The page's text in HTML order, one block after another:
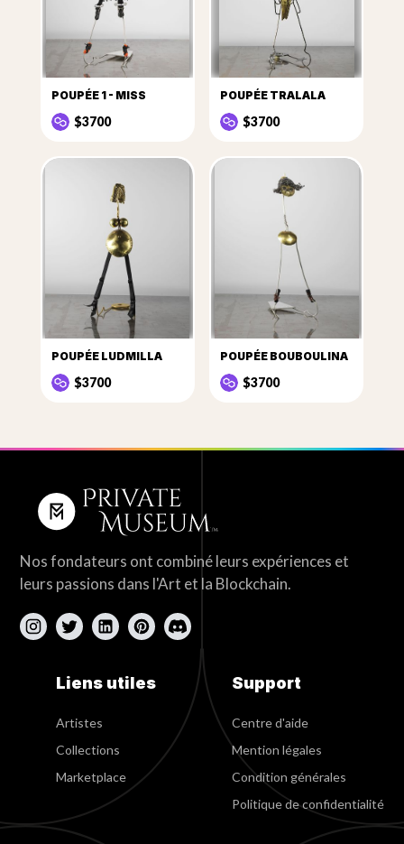
POUPÉE 1 - MISS
$3700
POUPÉE TRALALA
$3700
POUPÉE LUDMILLA
$3700
POUPÉE BOUBOULINA
$3700
Nos fondateurs ont combiné leurs expériences et
leurs passions dans l'Art et la Blockchain.
Liens utiles
Artistes
Collections
Marketplace
Support
Centre d'aide
Mention légales
Condition générales
Politique de confidentialité